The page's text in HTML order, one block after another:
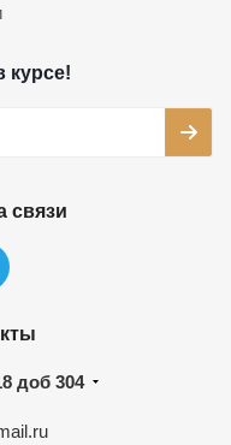
курсе!
связи
доб 304